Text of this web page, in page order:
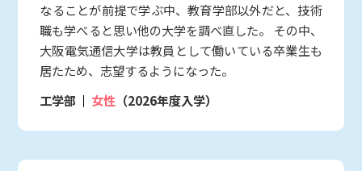
なることが前提で学ぶ中、教育学部以外だと、技術
職も学べると思い他の大学を調べ直した。 その中、
大阪電気通信大学は教員として働いている卒業生も
居たため、志望するようになった。
工学部
女性 （2026年度入学）